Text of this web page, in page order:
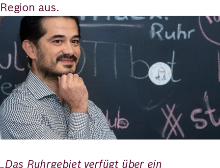
Region aus.
Bild
„Das Ruhrgebiet verfügt über ein